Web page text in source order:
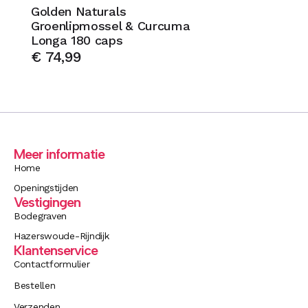
Golden Naturals
Groenlipmossel & Curcuma
Longa 180 caps
€74,99
Meer informatie
Home
Openingstijden
Vestigingen
Bodegraven
Hazerswoude-Rijndijk
Klantenservice
Contactformulier
Bestellen